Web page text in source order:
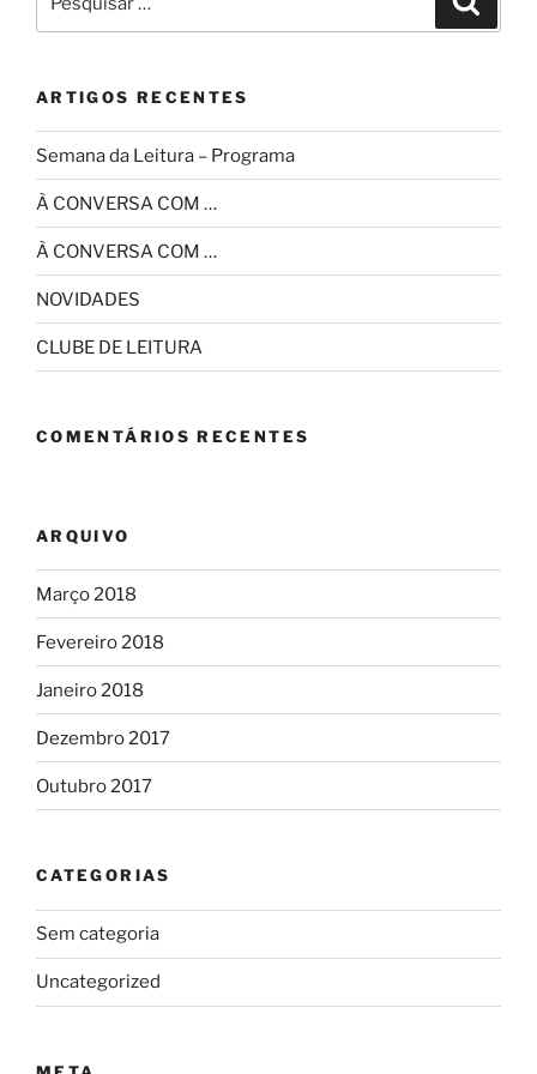
por:
ARTIGOS RECENTES
Semana da Leitura – Programa
À CONVERSA COM …
À CONVERSA COM …
NOVIDADES
CLUBE DE LEITURA
COMENTÁRIOS RECENTES
ARQUIVO
Março 2018
Fevereiro 2018
Janeiro 2018
Dezembro 2017
Outubro 2017
CATEGORIAS
Sem categoria
Uncategorized